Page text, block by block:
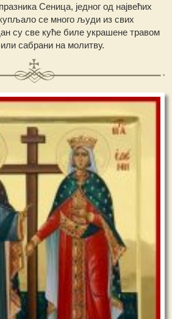
Сеница, једног од највећих
се много људи из свих
су све куће биле украшене травом
сабрани на молитву.